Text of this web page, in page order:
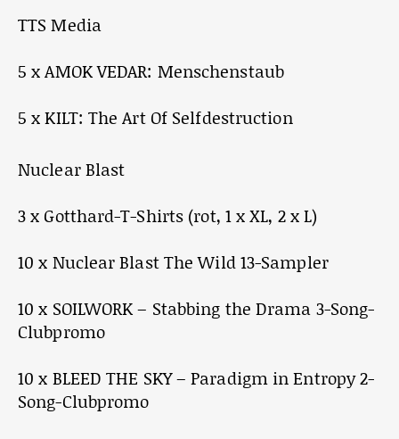
TTS Media
5 x AMOK VEDAR: Menschenstaub
5 x KILT: The Art Of Selfdestruction
Nuclear Blast
3 x Gotthard-T-Shirts (rot, 1 x XL, 2 x L)
10 x Nuclear Blast The Wild 13-Sampler
10 x SOILWORK – Stabbing the Drama 3-Song-
Clubpromo
10 x BLEED THE SKY – Paradigm in Entropy 2-
Song-Clubpromo